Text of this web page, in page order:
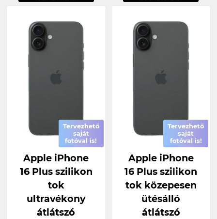
Tervezhető
saját
fotóval is!
Apple iPhone
16 Plus szilikon
tok
ultravékony
átlátszó
Tervezhető
saját
fotóval is!
Apple iPhone
16 Plus szilikon
tok közepesen
ütésálló
átlátszó